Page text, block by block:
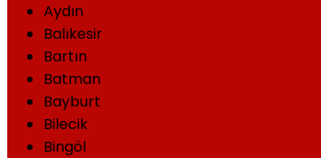
Aydın
Balıkesir
Bartın
Batman
Bayburt
Bilecik
Bingöl